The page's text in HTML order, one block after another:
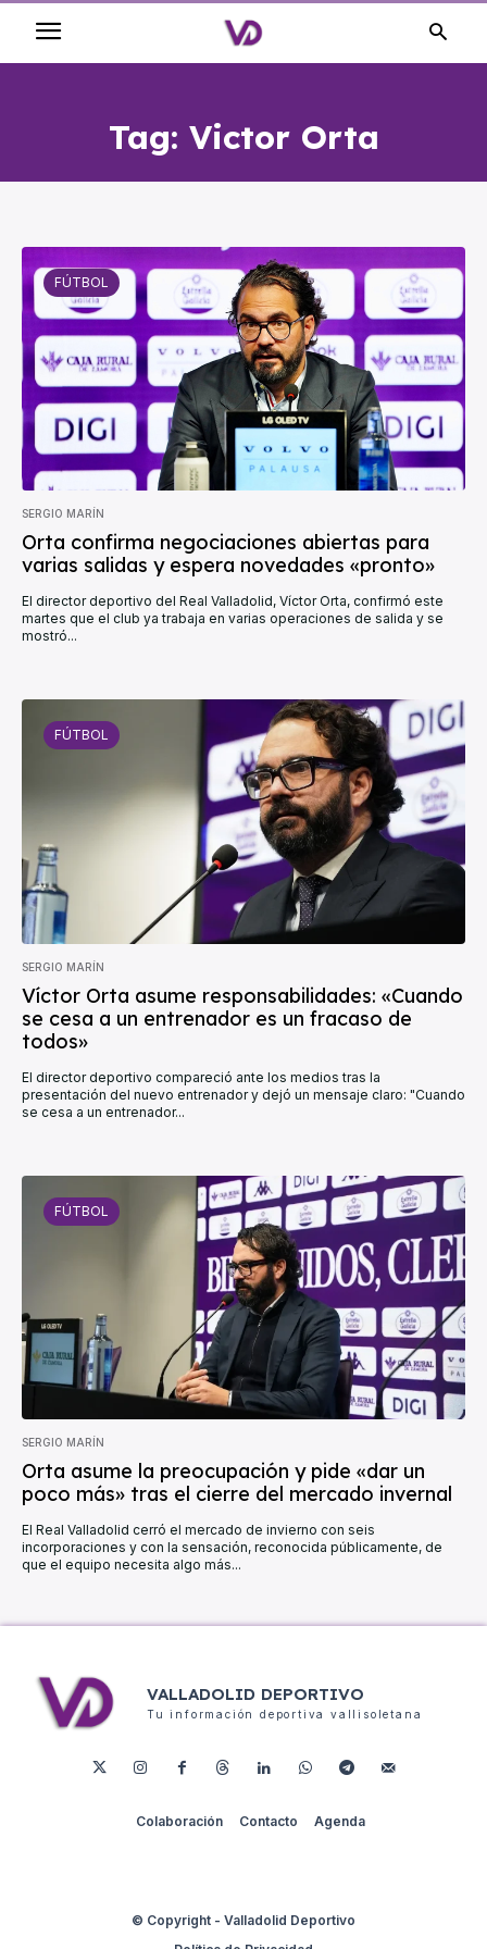
Tag: Victor Orta
FÚTBOL
SERGIO MARÍN
Orta confirma negociaciones abiertas para
varias salidas y espera novedades «pronto»
El director deportivo del Real Valladolid, Víctor Orta, confirmó este
martes que el club ya trabaja en varias operaciones de salida y se
mostró...
FÚTBOL
SERGIO MARÍN
Víctor Orta asume responsabilidades: «Cuando
se cesa a un entrenador es un fracaso de
todos»
El director deportivo compareció ante los medios tras la
presentación del nuevo entrenador y dejó un mensaje claro: "Cuando
se cesa a un entrenador...
FÚTBOL
SERGIO MARÍN
Orta asume la preocupación y pide «dar un
poco más» tras el cierre del mercado invernal
El Real Valladolid cerró el mercado de invierno con seis
incorporaciones y con la sensación, reconocida públicamente, de
que el equipo necesita algo más...
VALLADOLID DEPORTIVO
Tu información deportiva vallisoletana
Colaboración Contacto Agenda
© Copyright - Valladolid Deportivo